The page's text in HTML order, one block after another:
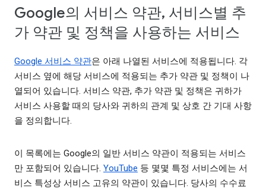
Google의 서비스 약관, 서비스별 추
가 약관 및 정책을 사용하는 서비스
Google 서비스 약관은 아래 나열된 서비스에 적용됩니다. 각
서비스 옆에 해당 서비스에 적용되는 추가 약관 및 정책이 나
열되어 있습니다. 서비스 약관, 추가 약관 및 정책은 귀하가
서비스 사용할 때의 당사와 귀하의 관계 및 상호 간 기대 사항
을 정의합니다.
이 목록에는 Google의 일반 서비스 약관이 적용되는 서비스
만 포함되어 있습니다. YouTube 등 몇몇 특정 서비스에는 서
비스 특성상 서비스 고유의 약관이 있습니다. 당사의 수수료